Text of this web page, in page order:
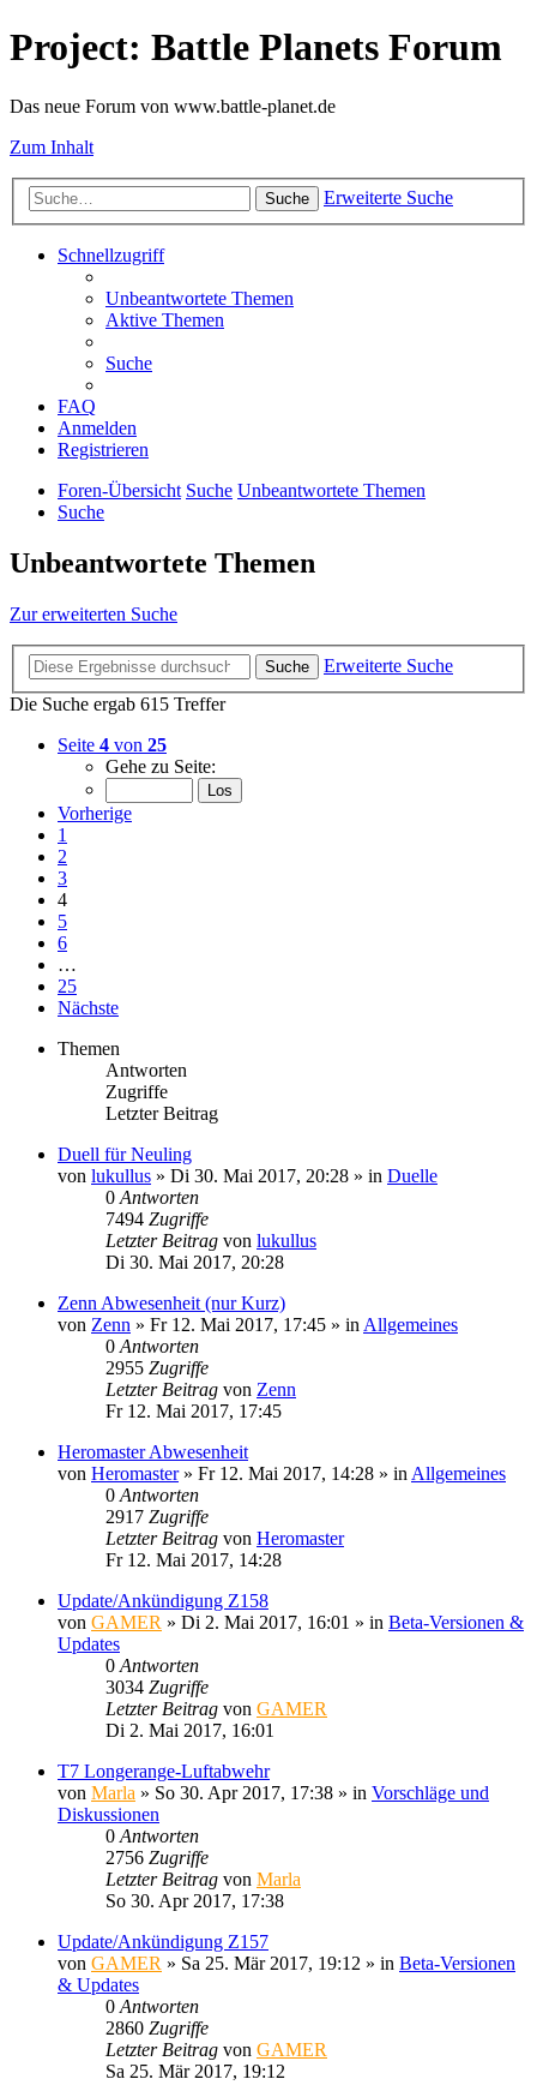
Project: Battle Planets Forum
Das neue Forum von www.battle-planet.de
Zum Inhalt
Suche Erweiterte Suche
Schnellzugriff
Unbeantwortete Themen
Aktive Themen
Suche
FAQ
Anmelden
Registrieren
Foren-Übersicht Suche Unbeantwortete Themen
Suche
Unbeantwortete Themen
Zur erweiterten Suche
Suche
Erweiterte Suche
Die Suche ergab 615 Treffer
Seite 4 von 25
Gehe zu Seite:
Vorherige
1
2
3
4
5
6
…
25
Nächste
Themen
Antworten
Zugriffe
Letzter Beitrag
Duell für Neuling
von lukullus » Di 30. Mai 2017, 20:28 » in Duelle
0 Antworten
7494 Zugriffe
Letzter Beitrag von lukullus
Di 30. Mai 2017, 20:28
Zenn Abwesenheit (nur Kurz)
von Zenn » Fr 12. Mai 2017, 17:45 » in Allgemeines
0 Antworten
2955 Zugriffe
Letzter Beitrag von Zenn
Fr 12. Mai 2017, 17:45
Heromaster Abwesenheit
von Heromaster» Fr 12. Mai 2017, 14:28 » in Allgemeines
0 Antworten
2917 Zugriffe
Letzter Beitrag von Heromaster
Fr 12. Mai 2017, 14:28
Update/Ankündigung Z158
von GAMER » Di 2. Mai 2017, 16:01 » in Beta-Versionen &
Updates
0 Antworten
3034 Zugriffe
Letzter Beitrag von GAMER
Di 2. Mai 2017, 16:01
T7 Longerange-Luftabwehr
von Marla » So 30. Apr 2017, 17:38 » in Vorschläge und
Diskussionen
0 Antworten
2756 Zugriffe
Letzter Beitrag von Marla
So 30. Apr 2017, 17:38
Update/Ankündigung Z157
von GAMER » Sa 25. Mär 2017, 19:12 » in Beta-Versionen
& Updates
0 Antworten
2860 Zugriffe
Letzter Beitrag von GAMER
Sa 25. Mär 2017, 19:12